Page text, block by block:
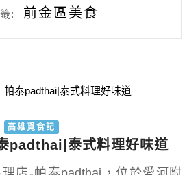
: 前金區美食
高雄覓食記
padthai|泰式料理好味道